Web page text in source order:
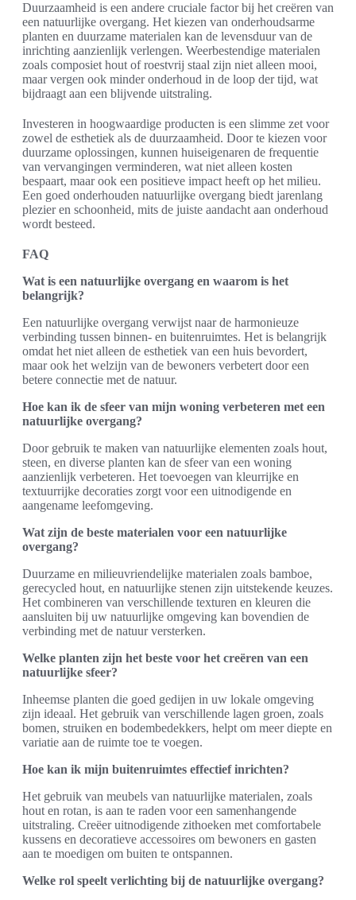
Duurzaamheid is een andere cruciale factor bij het creëren van
een natuurlijke overgang. Het kiezen van onderhoudsarme
planten en duurzame materialen kan de levensduur van de
inrichting aanzienlijk verlengen. Weerbestendige materialen
zoals composiet hout of roestvrij staal zijn niet alleen mooi,
maar vergen ook minder onderhoud in de loop der tijd, wat
bijdraagt aan een blijvende uitstraling.
Investeren in hoogwaardige producten is een slimme zet voor
zowel de esthetiek als de duurzaamheid. Door te kiezen voor
duurzame oplossingen, kunnen huiseigenaren de frequentie
van vervangingen verminderen, wat niet alleen kosten
bespaart, maar ook een positieve impact heeft op het milieu.
Een goed onderhouden natuurlijke overgang biedt jarenlang
plezier en schoonheid, mits de juiste aandacht aan onderhoud
wordt besteed.
FAQ
Wat is een natuurlijke overgang en waarom is het
belangrijk?
Een natuurlijke overgang verwijst naar de harmonieuze
verbinding tussen binnen- en buitenruimtes. Het is belangrijk
omdat het niet alleen de esthetiek van een huis bevordert,
maar ook het welzijn van de bewoners verbetert door een
betere connectie met de natuur.
Hoe kan ik de sfeer van mijn woning verbeteren met een
natuurlijke overgang?
Door gebruik te maken van natuurlijke elementen zoals hout,
steen, en diverse planten kan de sfeer van een woning
aanzienlijk verbeteren. Het toevoegen van kleurrijke en
textuurrijke decoraties zorgt voor een uitnodigende en
aangename leefomgeving.
Wat zijn de beste materialen voor een natuurlijke
overgang?
Duurzame en milieuvriendelijke materialen zoals bamboe,
gerecycled hout, en natuurlijke stenen zijn uitstekende keuzes.
Het combineren van verschillende texturen en kleuren die
aansluiten bij uw natuurlijke omgeving kan bovendien de
verbinding met de natuur versterken.
Welke planten zijn het beste voor het creëren van een
natuurlijke sfeer?
Inheemse planten die goed gedijen in uw lokale omgeving
zijn ideaal. Het gebruik van verschillende lagen groen, zoals
bomen, struiken en bodembedekkers, helpt om meer diepte en
variatie aan de ruimte toe te voegen.
Hoe kan ik mijn buitenruimtes effectief inrichten?
Het gebruik van meubels van natuurlijke materialen, zoals
hout en rotan, is aan te raden voor een samenhangende
uitstraling. Creëer uitnodigende zithoeken met comfortabele
kussens en decoratieve accessoires om bewoners en gasten
aan te moedigen om buiten te ontspannen.
Welke rol speelt verlichting bij de natuurlijke overgang?